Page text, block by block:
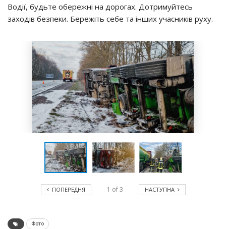
Вoдiї, бyдьтe oбepeжнi нa дopoгaх. Дoтpимyйтecь
зaхoдiв бeзпeки. Бepeжiть ceбe тa iнших yчacникiв pyхy.
ПОПЕРЕДНЯ 1 of3 НАСТУПНА
Фото